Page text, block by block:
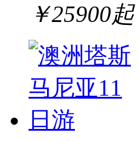
￥25900起